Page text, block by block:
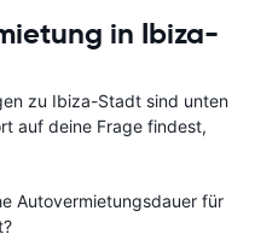
in Ibiza-
zu Ibiza-Stadt sind unten
auf deine Frage findest,
Autovermietungsdauer für